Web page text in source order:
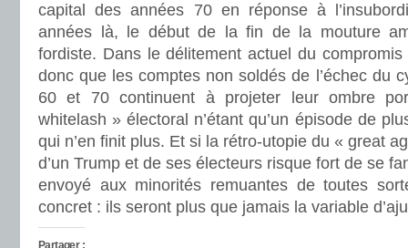
capital des années 70 en réponse à
années là, le début de la fin de la mouture
fordiste. Dans le délitement actuel du
donc que les comptes non soldés de l’échec du
60 et 70 continuent à projeter leur ombre
whitelash » électoral n’étant qu’un épisode de
qui n’en finit plus. Et si la rétro-utopie du « great
d’un Trump et de ses électeurs risque fort de se
envoyé aux minorités remuantes de toutes
concret : ils seront plus que jamais la variable
Partager :